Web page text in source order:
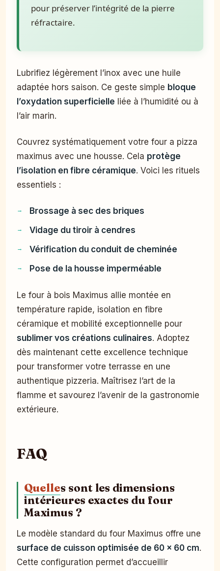
pour préserver l’intégrité de la pierre
réfractaire.
Lubrifiez légèrement l’inox avec une huile
adaptée hors saison. Ce geste simple bloque
l’oxydation superficielle liée à l’humidité ou à
l’air marin.
Couvrez systématiquement votre four a pizza
maximus avec une housse. Cela protège
l’isolation en fibre céramique. Voici les rituels
essentiels :
Brossage à sec des briques
Vidage du tiroir à cendres
Vérification du conduit de cheminée
Pose de la housse imperméable
Le four à bois Maximus allie montée en
température rapide, isolation en fibre
céramique et mobilité exceptionnelle pour
sublimer vos créations culinaires. Adoptez
dès maintenant cette excellence technique
pour transformer votre terrasse en une
authentique pizzeria. Maîtrisez l’art de la
flamme et savourez l’avenir de la gastronomie
extérieure.
FAQ
Quelles sont les dimensions
intérieures exactes du four
Maximus ?
Le modèle standard du four Maximus offre une
surface de cuisson optimisée de 60 x 60 cm.
Cette configuration permet d’accueillir